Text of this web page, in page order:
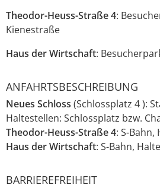
Theodor-Heuss-Straße 4:
Kienestraße
Haus der Wirtschaft:
ANFAHRTSBESCHREIBUNG
Neues Schloss (Schlossplatz 4 ):
Haltestellen: Schlossplatz bzw.
Theodor-Heuss-Straße 4: S-
Haus der Wirtschaft: S-Bahn,
BARRIEREFREIHEIT